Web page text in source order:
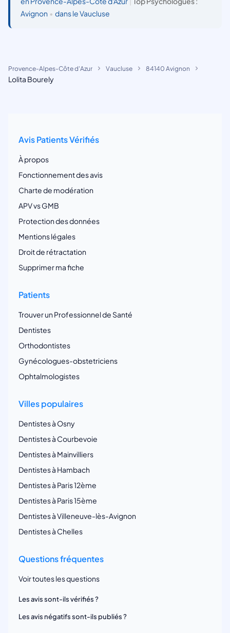
Avignon • dans le Vaucluse
Provence-Alpes-Côte d'Azur Vaucluse 84140 Avignon
Lolita Bourely
Avis Patients Vérifiés
À propos
Fonctionnement des avis
Charte de modération
APV vs GMB
Protection des données
Mentions légales
Droit de rétractation
Supprimer ma fiche
Patients
Trouver un Professionnel de Santé
Dentistes
Orthodontistes
Gynécologues-obstetriciens
Ophtalmologistes
Villes populaires
Dentistes à Osny
Dentistes à Courbevoie
Dentistes à Mainvilliers
Dentistes à Hambach
Dentistes à Paris 12ème
Dentistes à Paris 15ème
Dentistes à Villeneuve-lès-Avignon
Dentistes à Chelles
Questions fréquentes
Voir toutes les questions
Les avis sont-ils vérifiés ?
Les avis négatifs sont-ils publiés ?